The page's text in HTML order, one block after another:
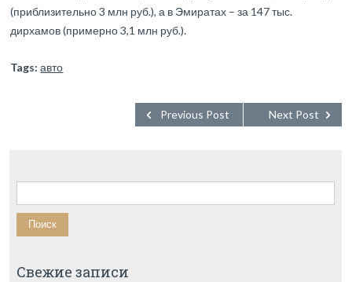
(приблизительно 3 млн руб.), а в Эмиратах – за 147 тыс.
дирхамов (примерно 3,1 млн руб.).
Tags: авто
Next Post
Previous Post
Найти:
Свежие записи